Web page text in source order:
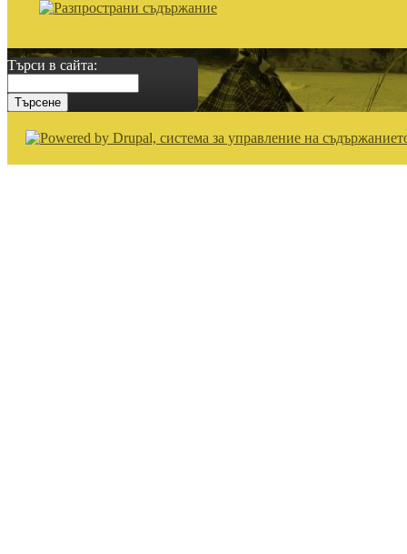
Търси в сайта: